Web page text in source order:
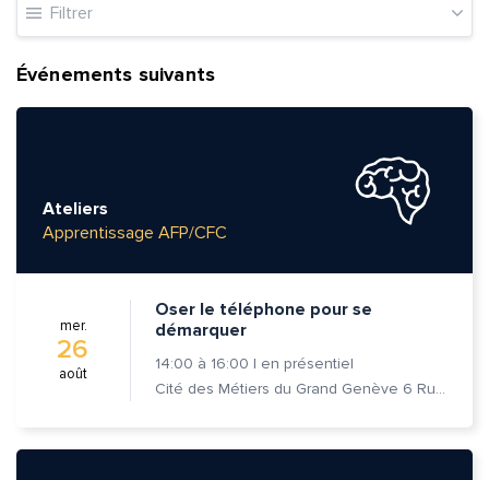
Filtrer
Événements suivants
Ateliers
Apprentissage AFP/CFC
mer.
26
août
Oser le téléphone pour se
démarquer
14:00 à 16:00 | en présentiel
Cité des Métiers du Grand Genève 6 Rue Prévost-Martin 1205 Genève